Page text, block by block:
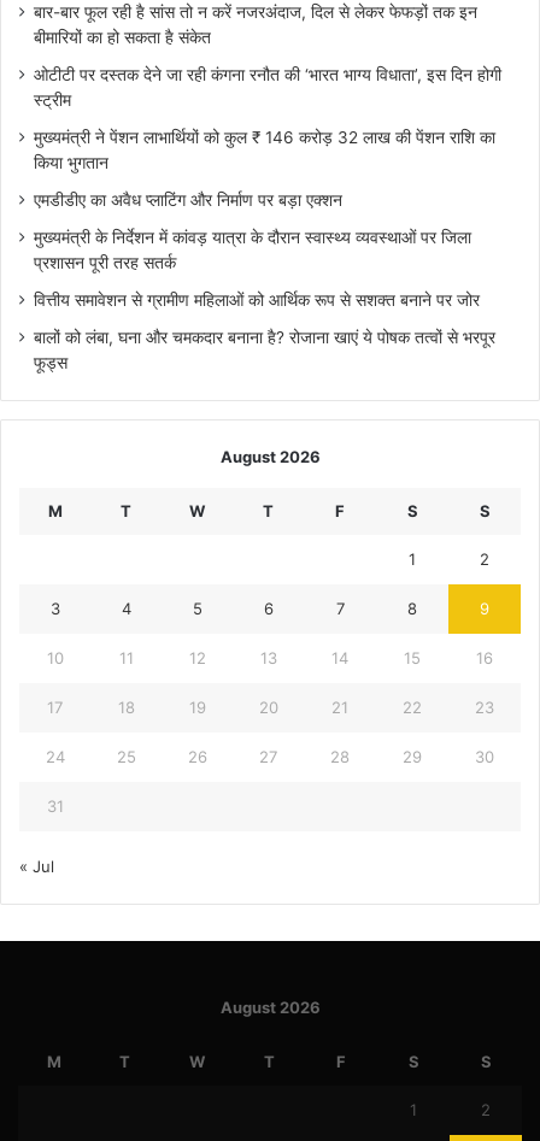
बार-बार फूल रही है सांस तो न करें नजरअंदाज, दिल से लेकर फेफड़ों तक इन
बीमारियों का हो सकता है संकेत
ओटीटी पर दस्तक देने जा रही कंगना रनौत की ‘भारत भाग्य विधाता’, इस दिन होगी
स्ट्रीम
मुख्यमंत्री ने पेंशन लाभार्थियों को कुल ₹ 146 करोड़ 32 लाख की पेंशन राशि का
किया भुगतान
एमडीडीए का अवैध प्लाटिंग और निर्माण पर बड़ा एक्शन
मुख्यमंत्री के निर्देशन में कांवड़ यात्रा के दौरान स्वास्थ्य व्यवस्थाओं पर जिला
प्रशासन पूरी तरह सतर्क
वित्तीय समावेशन से ग्रामीण महिलाओं को आर्थिक रूप से सशक्त बनाने पर जोर
बालों को लंबा, घना और चमकदार बनाना है? रोजाना खाएं ये पोषक तत्वों से भरपूर
फूड्स
August 2026
M T W T F S S
1 2
3 4 5 6 7 8 9
10 11 12 13 14 15 16
17 18 19 20 21 22 23
24 25 26 27 28 29 30
31
« Jul
August 2026
M T W T F S S
1 2